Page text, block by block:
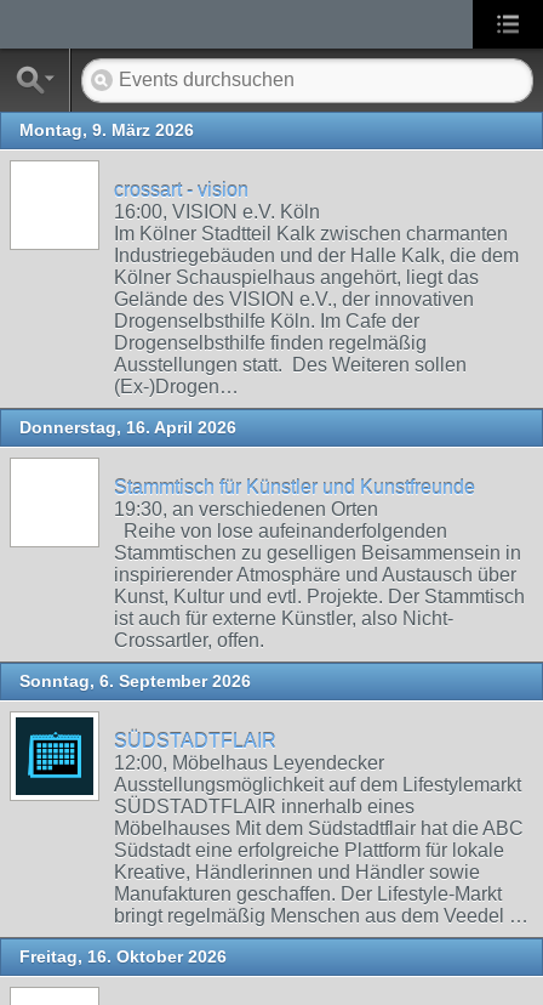
Montag, 9. März 2026
crossart - vision
16:00, VISION e.V. Köln
Im Kölner Stadtteil Kalk zwischen charmanten
Industriegebäuden und der Halle Kalk, die dem
Kölner Schauspielhaus angehört, liegt das
Gelände des VISION e.V., der innovativen
Drogenselbsthilfe Köln. Im Cafe der
Drogenselbsthilfe finden regelmäßig
Ausstellungen statt. Des Weiteren sollen
(Ex-)Drogen…
Donnerstag, 16. April 2026
Stammtisch für Künstler und Kunstfreunde
19:30, an verschiedenen Orten
Reihe von lose aufeinanderfolgenden
Stammtischen zu geselligen Beisammensein in
inspirierender Atmosphäre und Austausch über
Kunst, Kultur und evtl. Projekte. Der Stammtisch
ist auch für externe Künstler, also Nicht-
Crossartler, offen.
Sonntag, 6. September 2026
SÜDSTADTFLAIR
12:00, Möbelhaus Leyendecker
Ausstellungsmöglichkeit auf dem Lifestylemarkt
SÜDSTADTFLAIR innerhalb eines
Möbelhauses Mit dem Südstadtflair hat die ABC
Südstadt eine erfolgreiche Plattform für lokale
Kreative, Händlerinnen und Händler sowie
Manufakturen geschaffen. Der Lifestyle-Markt
bringt regelmäßig Menschen aus dem Veedel …
Freitag, 16. Oktober 2026